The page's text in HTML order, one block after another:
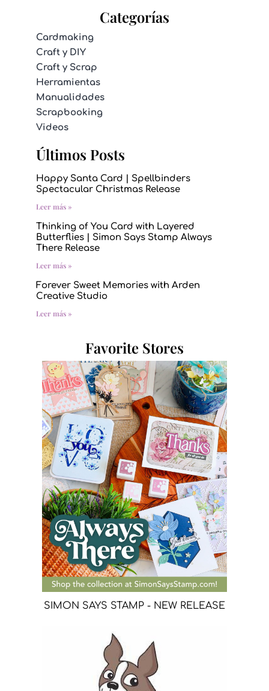
Categorías
Cardmaking
Craft y DIY
Craft y Scrap
Herramientas
Manualidades
Scrapbooking
Videos
Últimos Posts
Happy Santa Card | Spellbinders
Spectacular Christmas Release
Leer más »
Thinking of You Card with Layered
Butterflies | Simon Says Stamp Always
There Release
Leer más »
Forever Sweet Memories with Arden
Creative Studio
Leer más »
Favorite Stores
SIMON SAYS STAMP - NEW RELEASE